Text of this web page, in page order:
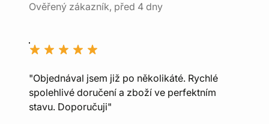
Ověřený zákazník, před 4 dny
"Objednával jsem již po několikáté. Rychlé
spolehlivé doručení a zboží ve perfektním
stavu. Doporučuji"